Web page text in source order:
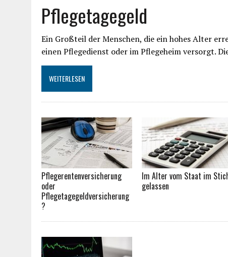
Pflegetagegeld
Ein Großteil der Menschen, die ein hohes Alter
einen Pflegedienst oder im Pflegeheim versorgt.
WEITERLESEN
Pflegerentenversicherung
oder
Pflegetagegeldversicherung
?
Im Alter vom Staat im
gelassen